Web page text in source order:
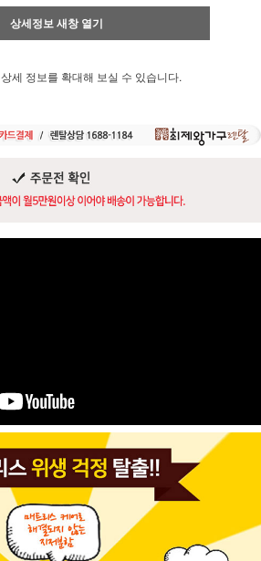
상세정보 새창 열기
상세 정보를 확대해 보실 수 있습니다.